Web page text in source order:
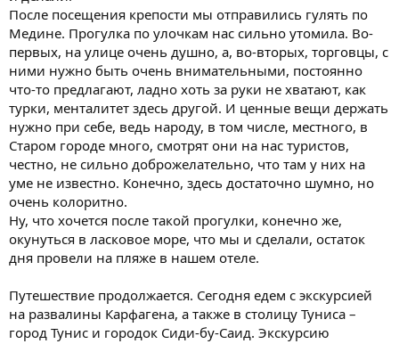
После посещения крепости мы отправились гулять по
Медине. Прогулка по улочкам нас сильно утомила. Во-
первых, на улице очень душно, а, во-вторых, торговцы, с
ними нужно быть очень внимательными, постоянно
что-то предлагают, ладно хоть за руки не хватают, как
турки, менталитет здесь другой. И ценные вещи держать
нужно при себе, ведь народу, в том числе, местного, в
Старом городе много, смотрят они на нас туристов,
честно, не сильно доброжелательно, что там у них на
уме не известно. Конечно, здесь достаточно шумно, но
очень колоритно.
Ну, что хочется после такой прогулки, конечно же,
окунуться в ласковое море, что мы и сделали, остаток
дня провели на пляже в нашем отеле.
Путешествие продолжается. Сегодня едем с экскурсией
на развалины Карфагена, а также в столицу Туниса –
город Тунис и городок Сиди-бу-Саид. Экскурсию